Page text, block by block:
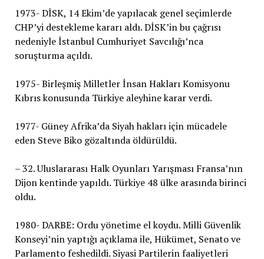
1973- DİSK, 14 Ekim’de yapılacak genel seçimlerde
CHP’yi destekleme kararı aldı. DİSK’in bu çağrısı
nedeniyle İstanbul Cumhuriyet Savcılığı’nca
soruşturma açıldı.
1975- Birleşmiş Milletler İnsan Hakları Komisyonu
Kıbrıs konusunda Türkiye aleyhine karar verdi.
1977- Güney Afrika’da Siyah hakları için mücadele
eden Steve Biko gözaltında öldürüldü.
– 32. Uluslararası Halk Oyunları Yarışması Fransa’nın
Dijon kentinde yapıldı. Türkiye 48 ülke arasında birinci
oldu.
1980- DARBE: Ordu yönetime el koydu. Milli Güvenlik
Konseyi’nin yaptığı açıklama ile, Hükümet, Senato ve
Parlamento feshedildi. Siyasi Partilerin faaliyetleri